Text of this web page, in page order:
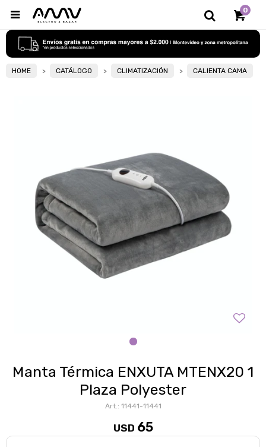
0

HOME CATÁLOGO CLIMATIZACIÓN CALIENTA CAMA
Manta Térmica ENXUTA MTENX20 1
Plaza Polyester
11441-11441
USD 65